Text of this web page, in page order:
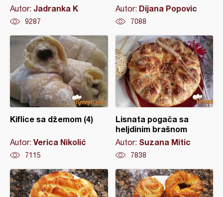
Autor: Jadranka K
9287
Autor: Dijana Popovic
7088
Kiflice sa džemom (4)
Autor: Verica Nikolić
7115
Lisnata pogača sa
heljdinim brašnom
Autor: Suzana Mitic
7838